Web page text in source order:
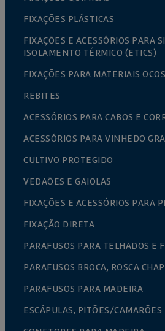
FIXAÇÕES PLÁSTICAS
FIXAÇÕES E ACESSÓRIOS PARA
ISOLAMENTO TÉRMICO (ETICS)
FIXAÇÕES PARA MATERIAIS OCOS
REBITES
ACESSÓRIOS PARA CABOS E
ACESSÓRIOS PARA VINHEDO
CULTIVO PROTEGIDO
VEDAÕES E GAIOLAS
FIXAÇÕES E ACESSÓRIOS PARA
FIXAÇÃO DIRETA
PARAFUSOS PARA TELHADOS E
PARAFUSOS BROCA, ROSCA
PARAFUSOS PARA MADEIRA
ESCÁPULAS, PITÕES/CAMARÕES